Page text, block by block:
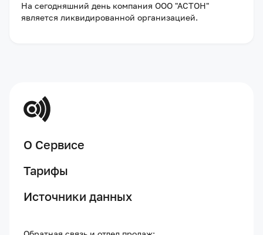
На сегодняшний день компания ООО "АСТОН"
является ликвидированной организацией.
О Сервисе
Тарифы
Источники данных